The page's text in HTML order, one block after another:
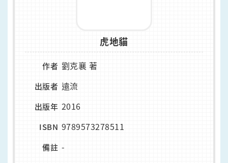
虎地貓
作者 劉克襄 著
出版者 遠流
出版年 2016
ISBN 9789573278511
備註 -